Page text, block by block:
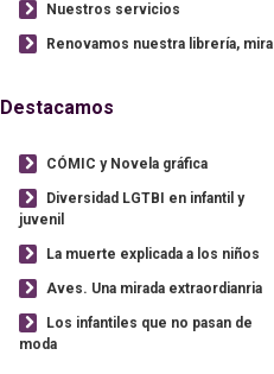
Nuestros servicios
Renovamos nuestra librería, mira
Destacamos
CÓMIC y Novela gráfica
Diversidad LGTBI en infantil y
juvenil
La muerte explicada a los niños
Aves. Una mirada extraordianria
Los infantiles que no pasan de
moda